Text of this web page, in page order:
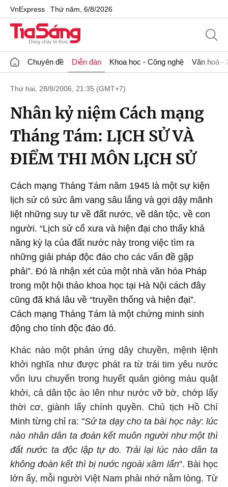
VnExpress Thứ năm, 6/8/2026
Chuyên đề Diễn đàn Khoa học - Công nghệ Văn hoá -
Thứ hai, 28/8/2006, 21:35 (GMT+7)
Nhân kỷ niệm Cách mạng
Tháng Tám: LỊCH SỬ VÀ
ĐIỂM THI MÔN LỊCH SỬ
Cách mạng Tháng Tám năm 1945 là một sự kiện
lịch sử có sức âm vang sâu lắng và gợi dậy mãnh
liệt những suy tư về đất nước, về dân tộc, về con
người. “Lịch sử cổ xưa và hiện đại cho thấy khả
năng kỳ lạ của đất nước này trong việc tìm ra
những giải pháp độc đáo cho các vấn đề gặp
phải”. Đó là nhận xét của một nhà văn hóa Pháp
trong một hội thảo khoa học tại Hà Nội cách đây
cũng đã khá lâu về “truyền thống và hiện đại”.
Cách mạng Tháng Tám là một chứng minh sinh
động cho tính độc đáo đó.
Khác nào một phản ứng dây chuyền, mệnh lệnh
khởi nghĩa như được phát ra từ trái tim yêu nước
vốn lưu chuyển trong huyết quản giòng máu quật
khởi, cả dân tộc ào lên như nước vỡ bờ, chớp lấy
thời cơ, giành lấy chính quyền. Chủ tịch Hồ Chí
Minh từng chỉ ra: "Sử ta dạy cho ta bài học này: lúc
nào nhân dân ta đoàn kết muôn người như một thì
đất nước ta độc lập tự do. Trái lại lúc nào dân ta
không đoàn kết thì bị nước ngoài xâm lấn". Bài học
lớn ấy, mỗi người Việt Nam phải nhớ nằm lòng. Từ